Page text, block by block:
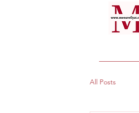
All Posts